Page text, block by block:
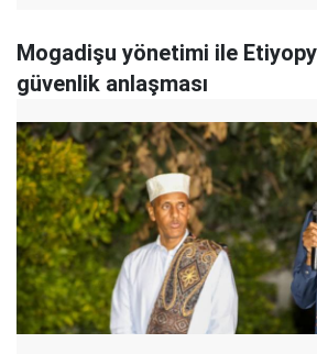
Mogadişu yönetimi ile
güvenlik anlaşması